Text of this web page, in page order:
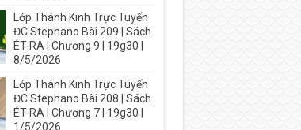
Lớp Thánh Kinh Trực Tuyến
ĐC Stephano Bài 209 | Sách
ÉT-RA I Chương 9 | 19g30 |
8/5/2026
Lớp Thánh Kinh Trực Tuyến
ĐC Stephano Bài 208 | Sách
ÉT-RA I Chương 7 | 19g30 |
1/5/2026